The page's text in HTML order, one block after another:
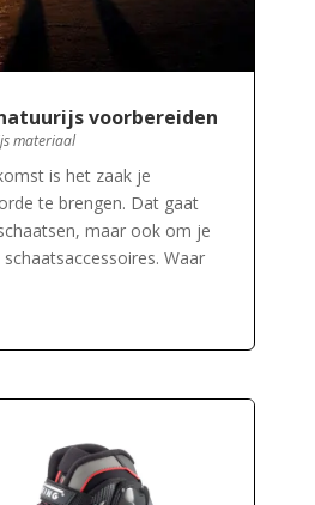
voorbereiden
materiaal
is het zaak je
te brengen. Dat gaat
maar ook om je
Waar